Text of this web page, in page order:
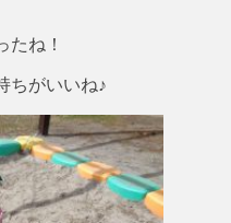
たね！
ちがいいね♪